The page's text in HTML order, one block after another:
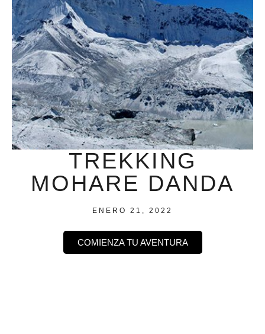
TREKKING
MOHARE DANDA
ENERO 21, 2022
COMIENZA TU AVENTURA